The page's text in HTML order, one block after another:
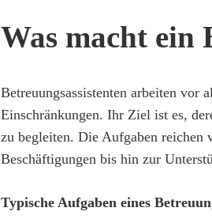
Was macht ein
Betreuungsassistenten arbeiten vor
Einschränkungen. Ihr Ziel ist es,
zu begleiten. Die Aufgaben reichen
Beschäftigungen bis hin zur
Typische Aufgaben eines